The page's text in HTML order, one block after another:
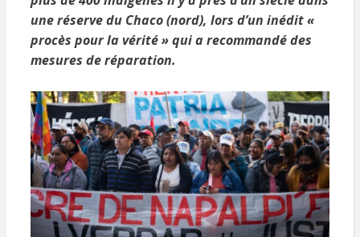
une réserve du Chaco (nord), lors d’un inédit «
procès pour la vérité » qui a recommandé des
mesures de réparation.